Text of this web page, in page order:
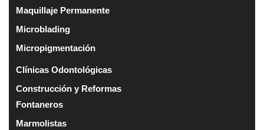
Maquillaje Permanente
Microblading
Micropigmentación
Clínicas Odontológicas
Construcción y Reformas
Fontaneros
Marmolistas